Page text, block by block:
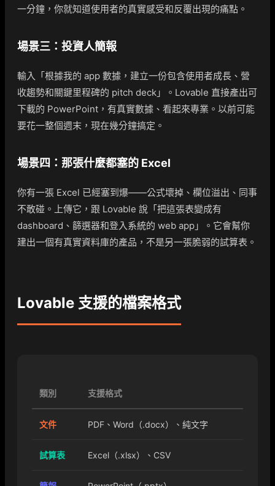
一分鐘，你就知道使用者的真實感受和反覆出現的痛點。
場景三：投資人簡報
輸入「根據我的 app 數據，建立一份包含使用者成長、營
收趨勢和關鍵里程碑的 pitch deck」。Lovable 直接產出可
下載的 PowerPoint，有真實數據、看起來專業。以前可能
要花一整個週末，現在幾分鐘搞定。
場景四：那張什麼都塞的 Excel
你有一張 Excel 已經塞到爆——公式壞掉、欄位溢出、同事
不敢碰。上傳它，跟 Lovable 說「把這張表變成有
dashboard、篩選器和登入系統的 web app」。它會幫你
建出一個有真實資料庫的產品，不是另一張脆弱的試算表。
Lovable 支援的檔案格式
類別 支援格式
文件 PDF、Word（.docx）、純文字
試算表 Excel（.xlsx）、CSV